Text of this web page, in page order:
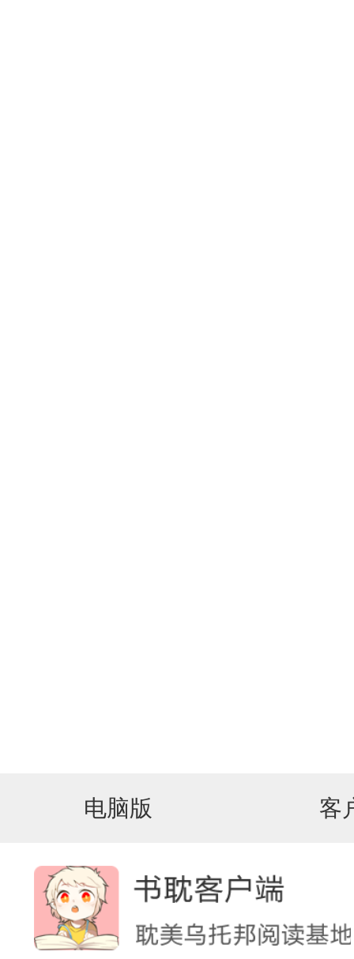
电脑版 客